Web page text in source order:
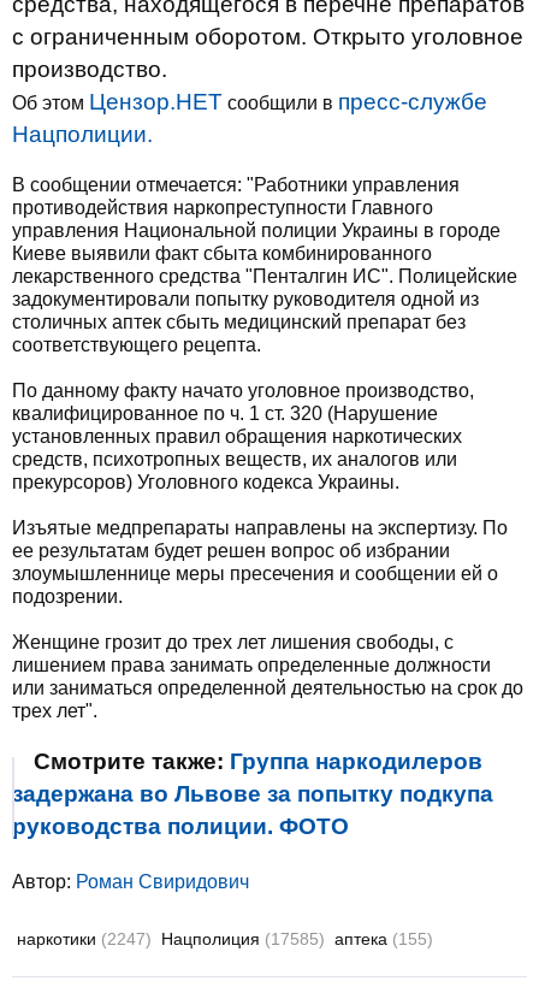
с ограниченным оборотом. Открыто уголовное
производство.
Об этом Цензор.НЕТ сообщили в пресс-службе
Нацполиции.
В сообщении отмечается: "Работники управления
противодействия наркопреступности Главного
управления Национальной полиции Украины в городе
Киеве выявили факт сбыта комбинированного
лекарственного средства "Пенталгин ИС". Полицейские
задокументировали попытку руководителя одной из
столичных аптек сбыть медицинский препарат без
соответствующего рецепта.
По данному факту начато уголовное производство,
квалифицированное по ч. 1 ст. 320 (Нарушение
установленных правил обращения наркотических
средств, психотропных веществ, их аналогов или
прекурсоров) Уголовного кодекса Украины.
Изъятые медпрепараты направлены на экспертизу. По
ее результатам будет решен вопрос об избрании
злоумышленнице меры пресечения и сообщении ей о
подозрении.
Женщине грозит до трех лет лишения свободы, с
лишением права занимать определенные должности
или заниматься определенной деятельностью на срок до
трех лет".
Смотрите также: Группа наркодилеров
задержана во Львове за попытку подкупа
руководства полиции. ФОТО
Автор: Роман Свиридович
наркотики (2247) Нацполиция (17585) аптека (155)